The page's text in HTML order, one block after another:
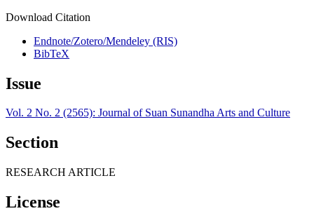
Download Citation
Endnote/Zotero/Mendeley (RIS)
BibTeX
Issue
Vol. 2 No. 2 (2565): Journal of Suan Sunandha Arts and Culture
Section
RESEARCH ARTICLE
License